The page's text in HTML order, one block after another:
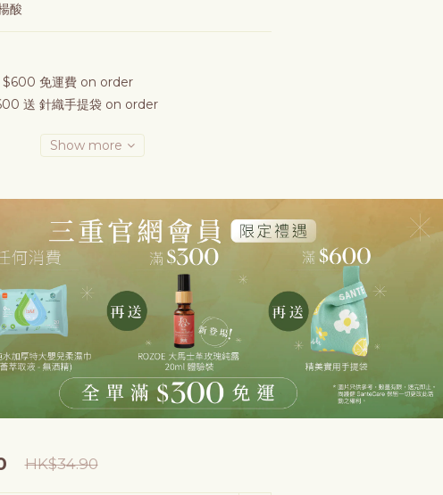
酸
$600 免運費 on order
送 針織手提袋 on order
Show more
HK$34.90